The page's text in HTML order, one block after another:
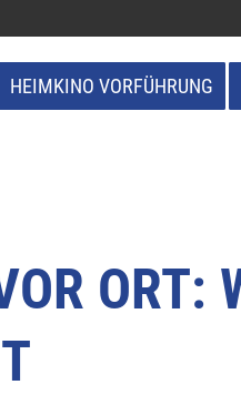
HEIMKINO VORFÜHRUNG
ORT: